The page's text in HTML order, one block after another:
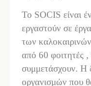
Το SOCIS είναι
εργαστούν σε
των
από 60 φοιτητές ,
συμμετάσχουν. Η
οργανισμών που